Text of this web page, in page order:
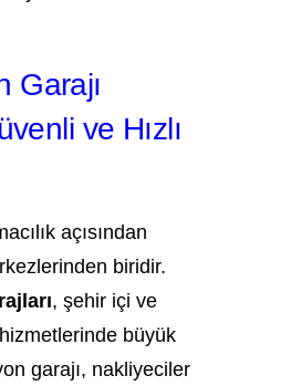
Garajı
ve Hızlı
açısından
biridir.
, şehir içi ve
büyük
garajı, nakliyeciler